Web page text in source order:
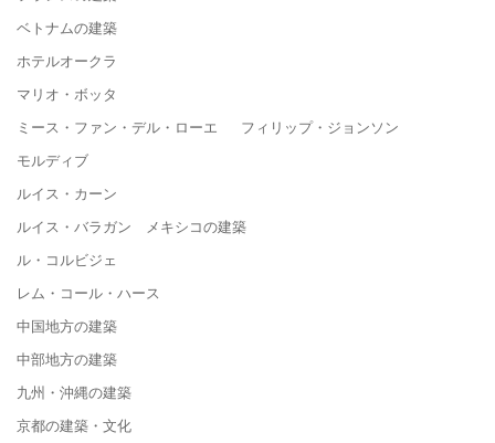
ベトナムの建築
ホテルオークラ
マリオ・ボッタ
ミース・ファン・デル・ローエ フィリップ・ジョンソン
モルディブ
ルイス・カーン
ルイス・バラガン メキシコの建築
ル・コルビジェ
レム・コール・ハース
中国地方の建築
中部地方の建築
九州・沖縄の建築
京都の建築・文化